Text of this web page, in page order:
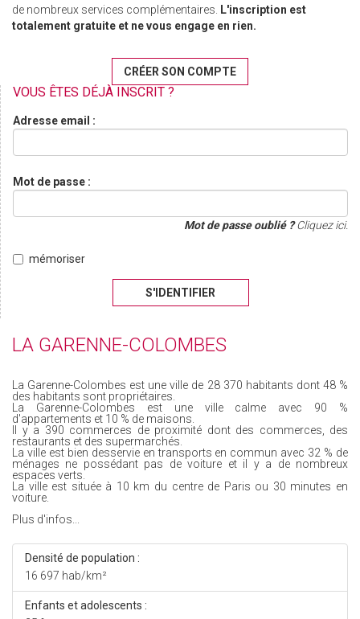
de nombreux services complémentaires.
L'inscription est
totalement gratuite et ne vous engage en rien.
CRÉER SON COMPTE
VOUS ÊTES DÉJÀ INSCRIT ?
Adresse email :
Mot de passe :
Mot de passe oublié ?Cliquez ici.
mémoriser
S'IDENTIFIER
LA GARENNE-COLOMBES
La Garenne-Colombes est une ville de 28 370 habitants dont 48 %
des habitants sont propriétaires.
La Garenne-Colombes est une ville calme avec 90 %
d'appartements et 10 % de maisons.
Il y a 390 commerces de proximité dont des commerces, des
restaurants et des supermarchés.
La ville est bien desservie en transports en commun avec 32 % de
ménages ne possédant pas de voiture et il y a de nombreux
espaces verts.
La ville est située à 10 km du centre de Paris ou 30 minutes en
voiture.
Plus d'infos...
Densité de population :
16 697 hab/km²
Enfants et adolescents :